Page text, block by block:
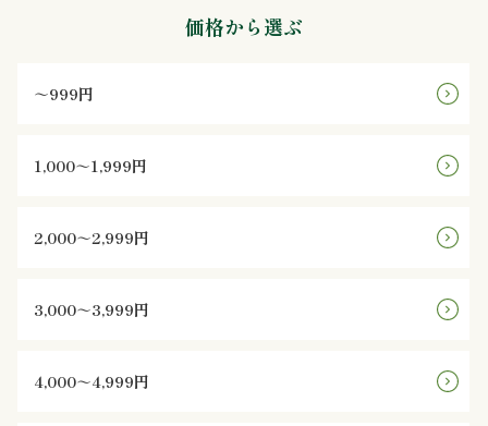
鮮
ン
近
米
価格から選ぶ
～999円
1,000～1,999円
2,000～2,999円
3,000～3,999円
4,000～4,999円